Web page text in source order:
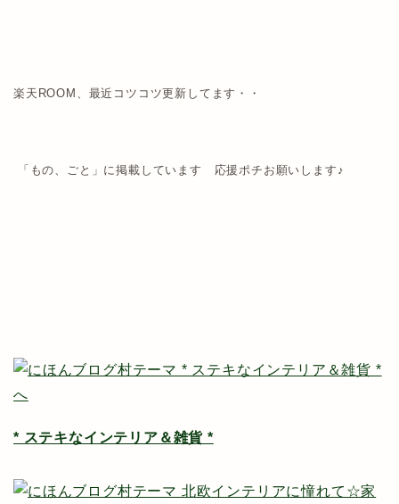
楽天ROOM、最近コツコツ更新してます・・
「もの、ごと」に掲載しています 応援ポチお願いします♪
* ステキなインテリア＆雑貨 *